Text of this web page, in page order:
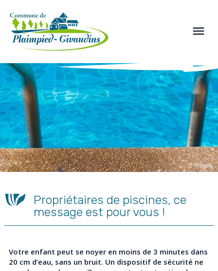
menu
© Freepik
Propriétaires de piscines, ce
message est pour vous !
Votre enfant peut se noyer en moins de 3 minutes dans
20 cm d’eau, sans un bruit. Un dispositif de sécurité ne